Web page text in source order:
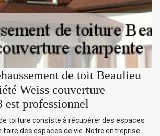
de toit Beaulieu
Weiss couverture
est professionnel
toiture consiste à récupérer des espaces
faire des espaces de vie. Notre entreprise